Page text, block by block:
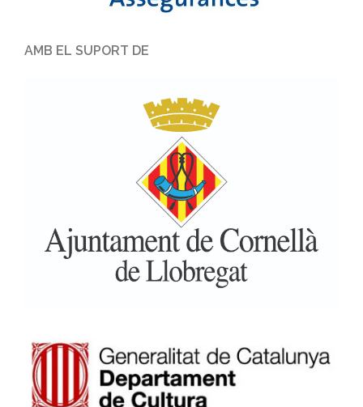
AMB EL SUPORT DE